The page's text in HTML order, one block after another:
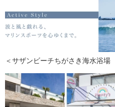
＜サザンビーチちがさき海水浴場